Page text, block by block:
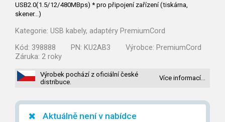
USB2.0(1.5/12/480MBps) * pro připojení zařízení (tiskárna,
skener...)
Kategorie: USB kabely, adaptéry PremiumCord
Kód: 398888 PN: KU2AB3 Výrobce: PremiumCord
Záruka: 2 roky
Výrobek pochází z oficiální české
distribuce.
Více informací…
Aktuálně není v nabídce